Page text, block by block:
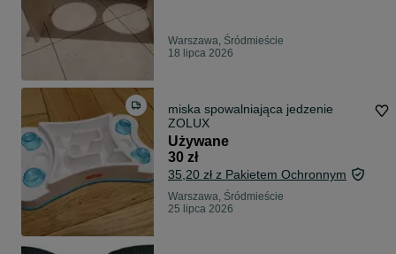
Warszawa, Śródmieście
18 lipca 2026
miska spowalniająca jedzenie
ZOLUX
Używane
30 zł
35,20 zł z Pakietem Ochronnym
Warszawa, Śródmieście
25 lipca 2026